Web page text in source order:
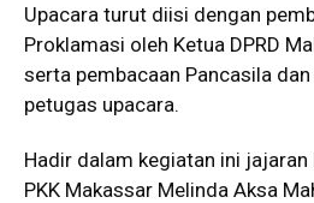
Upacara turut diisi dengan
Proklamasi oleh Ketua DPRD
serta pembacaan Pancasila
petugas upacara.
Hadir dalam kegiatan ini jajaran
PKK Makassar Melinda Aksa